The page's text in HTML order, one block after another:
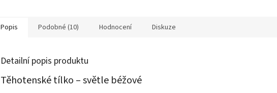
Popis Podobné (10) Hodnocení Diskuze
Detailní popis produktu
Těhotenské tílko – světle béžové